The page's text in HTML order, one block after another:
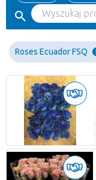
Roses Ecuador FSQ